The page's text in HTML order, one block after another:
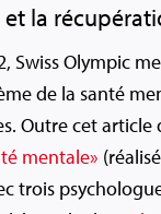
la
Swiss Olympic
de la santé
Outre cet article
mentale»
trois